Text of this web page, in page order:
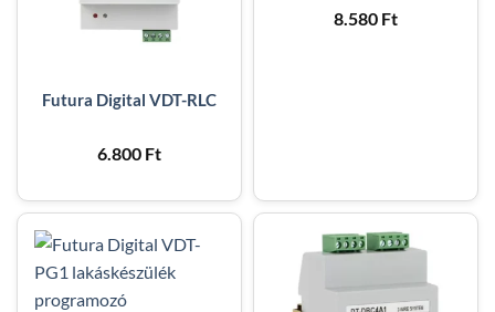
Futura Digital VDT-RLC
6.800 Ft
8.580 Ft